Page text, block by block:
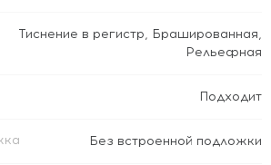
Тиснение в регистр, Брашированная,
Рельефная
Подходит
Без встроенной подложки